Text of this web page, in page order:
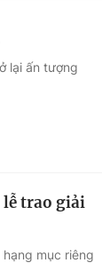
lại ấn tượng
lễ trao giải
mục riêng